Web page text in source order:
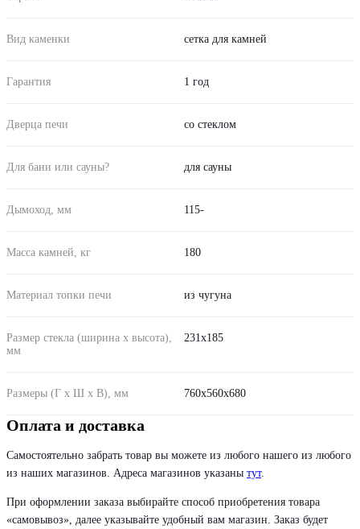
Вид каменки сетка для камней
Гарантия 1 год
Дверца печи со стеклом
Для бани или сауны? для сауны
Дымоход, мм 115-
Масса камней, кг 180
Материал топки печи из чугуна
Размер стекла (ширина х высота),
мм
231х185
Размеры (Г х Ш х В), мм 760х560х680
Оплата и доставка
Самостоятельно забрать товар вы можете из любого нашего из любого
из наших магазинов. Адреса магазинов указаны тут.
При оформлении заказа выбирайте способ приобретения товара
«самовывоз», далее указывайте удобный вам магазин. Заказ будет